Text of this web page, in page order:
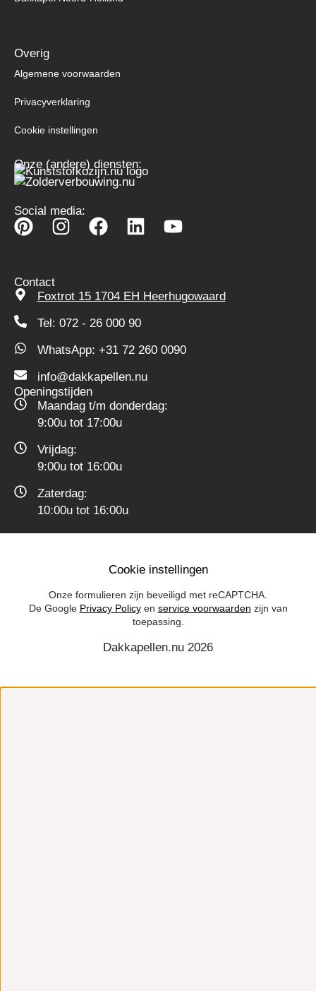
Overig
Algemene voorwaarden
Privacyverklaring
Cookie instellingen
Onze (andere) diensten:
Social media:
Contact
Foxtrot 15 1704 EH Heerhugowaard
Tel: 072 - 26 000 90
WhatsApp: +31 72 260 0090
info@dakkapellen.nu
Openingstijden
Maandag t/m donderdag:
9:00u tot 17:00u
Vrijdag:
9:00u tot 16:00u
Zaterdag:
10:00u tot 16:00u
Cookie instellingen
Onze formulieren zijn beveiligd met reCAPTCHA.
De Google Privacy Policyen service voorwaarden zijn van
toepassing.
Dakkapellen.nu 2026